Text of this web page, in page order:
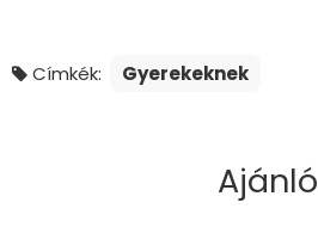
Címkék: Gyerekeknek
Ajánló